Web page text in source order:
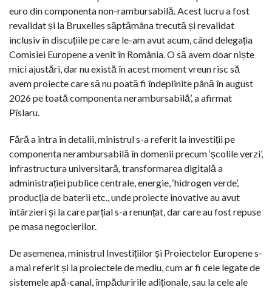
euro din componenta non-rambursabilă. Acest lucru a fost
revalidat și la Bruxelles săptămâna trecută și revalidat
inclusiv în discuțiile pe care le-am avut acum, când delegația
Comisiei Europene a venit în România. O să avem doar niște
mici ajustări, dar nu există în acest moment vreun risc să
avem proiecte care să nu poată fi îndeplinite până în august
2026 pe toată componenta nerambursabilă’, a afirmat
Pîslaru.
Fără a intra în detalii, ministrul s-a referit la investiții pe
componenta nerambursabilă în domenii precum ‘școlile verzi’,
infrastructura universitară, transformarea digitală a
administrației publice centrale, energie, ‘hidrogen verde’,
producția de baterii etc., unde proiecte inovative au avut
întârzieri și la care parțial s-a renunțat, dar care au fost repuse
pe masa negocierilor.
De asemenea, ministrul Investițiilor și Proiectelor Europene s-
a mai referit și la proiectele de mediu, cum ar fi cele legate de
sistemele apă-canal, împăduririle adiționale, sau la cele ale